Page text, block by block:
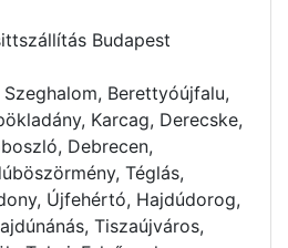
Budapest
Berettyóújfalu,
Karcag, Derecske,
Debrecen,
Téglás,
Újfehértó, Hajdúdorog,
Tiszaújváros,